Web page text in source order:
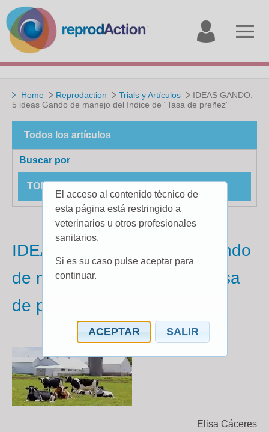
account
Home Reprodaction Trials y Artículos
IDEAS GANDO:
5 ideas Gando de manejo del índice de “Tasa de preñez”
Todos los artículos
Buscar por
TODOS LOS ESTUDIOS DE CAMPO
IDEAS GANDO: 5 ideas Gando
de manejo del índice de “Tasa
de preñez”
Elisa Cáceres
El acceso al contenido técnico de
esta página está restringido a
veterinarios u otros profesionales
sanitarios.
Si es su caso pulse aceptar para
continuar.
ACEPTAR SALIR